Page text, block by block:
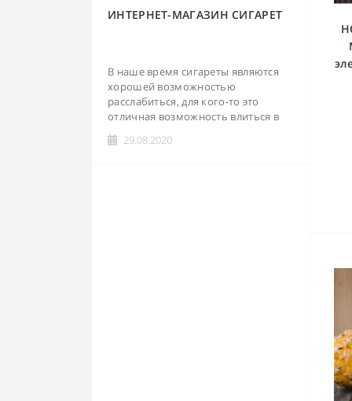
EVE
Glamour
Harvest
Montana
Montecristo
Moods
ИНТЕРНЕТ-МАГАЗИН СИГАРЕТ
В наше время сигареты являются
хорошей возможностью
расслабиться, для кого-то это
отличная возможность влиться в
новый коллектив или даже
познакомиться с кем-то, а для кого-
29.08.2020